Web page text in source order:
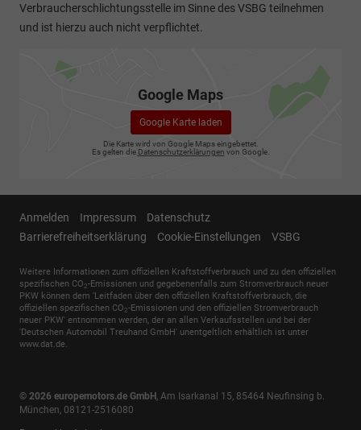
Verbraucherschlichtungsstelle im Sinne des VSBG teilnehmen
und ist hierzu auch nicht verpflichtet.
Google Maps
Google Karte laden
Die Karte wird von Google Maps eingebettet.
Es gelten die Datenschutzerklärungen von Google.
Anmelden Impressum
Datenschutz
Barrierefreiheitserklärung
Cookie-Einstellungen VSBG
Weitere Informationen zum offiziellen Kraftstoffverbrauch und zu den offiziellen
spezifischen CO2-Emissionen und gegebenenfalls zum Stromverbrauch neuer
PKW können dem 'Leitfaden über den offiziellen Kraftstoffverbrauch, die
offiziellen spezifischen CO2-Emissionen und den offiziellen Stromverbrauch
neuer PKW' entnommen werden, der an allen Verkaufsstellen und bei der
'Deutschen Automobil Treuhand GmbH' unentgeltlich erhältlich ist unter
www.dat.de.
© 2026 europemotors.de GmbH , Am Isarkanal 15, 85464 Neufinsing b.
München, 08121-2516080